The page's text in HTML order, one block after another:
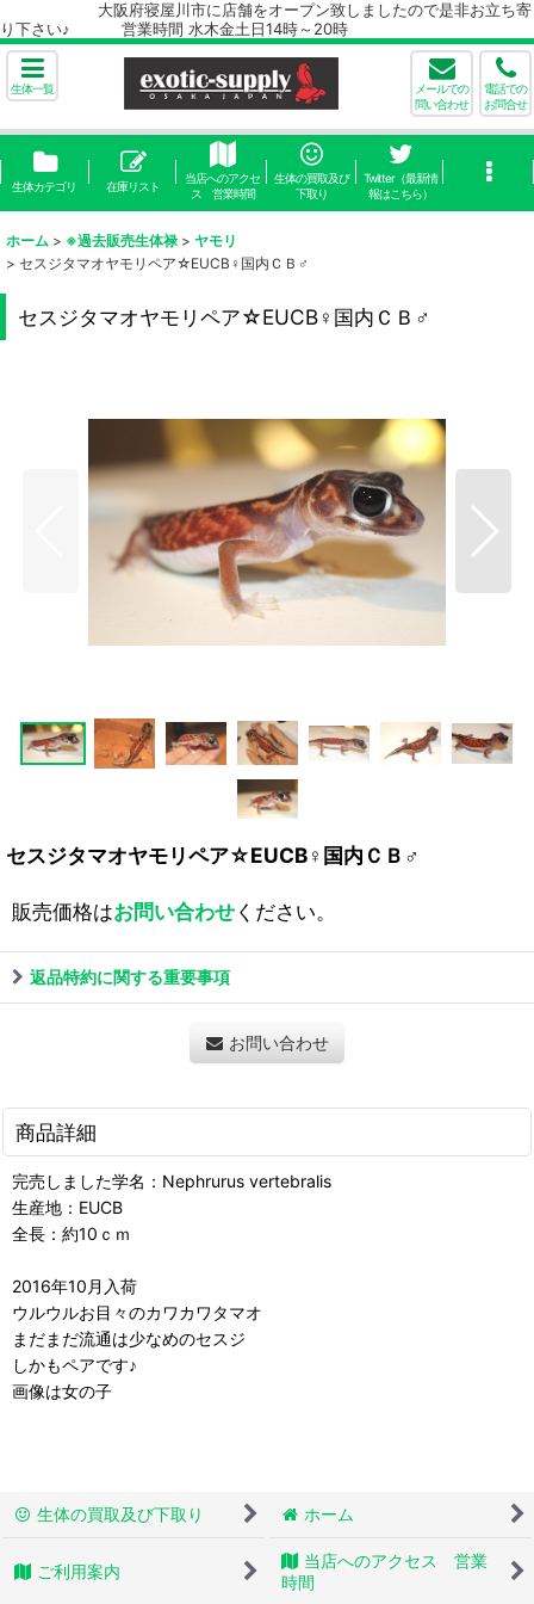
大阪府寝屋川市に店舗をオープン致しましたので是非お立ち寄
り下さい♪ 営業時間 水木金土日14時～20時
生体一覧
メールでの
問い合わせ
電話での
お問合せ
生体カテゴリ 在庫リスト
当店へのアクセ
ス 営業時間
生体の買取及び
下取り
Twitter（最新情
報はこちら）
ホーム > ※過去販売生体禄 > ヤモリ
> セスジタマオヤモリペア☆EUCB♀国内ＣＢ♂
セスジタマオヤモリペア☆EUCB♀国内ＣＢ♂
セスジタマオヤモリペア☆EUCB♀国内ＣＢ♂
販売価格はお問い合わせください。
返品特約に関する重要事項
お問い合わせ
商品詳細
完売しました学名：Nephrurus vertebralis
生産地：EUCB
全長：約10ｃｍ
2016年10月入荷
ウルウルお目々のカワカワタマオ
まだまだ流通は少なめのセスジ
しかもペアです♪
画像は女の子
生体の買取及び下取り ホーム
ご利用案内
当店へのアクセス 営業
時間